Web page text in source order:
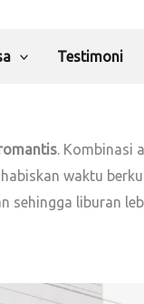
Testimoni
. Kombinasi
waktu
sehingga liburan